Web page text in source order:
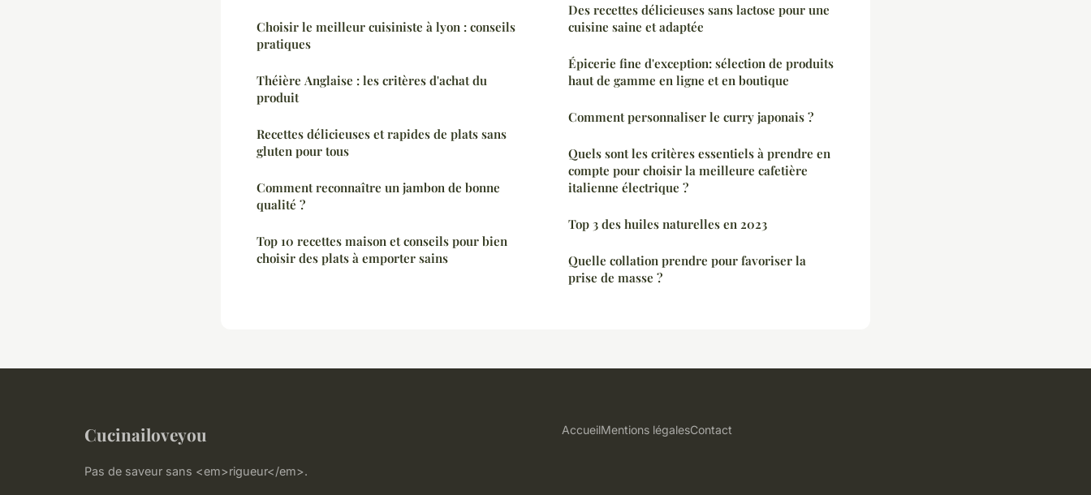
Choisir le meilleur cuisiniste à lyon : conseils
pratiques
Théière Anglaise : les critères d'achat du
produit
Recettes délicieuses et rapides de plats sans
gluten pour tous
Comment reconnaître un jambon de bonne
qualité ?
Top 10 recettes maison et conseils pour bien
choisir des plats à emporter sains
Des recettes délicieuses sans lactose pour une
cuisine saine et adaptée
Épicerie fine d'exception: sélection de produits
haut de gamme en ligne et en boutique
Comment personnaliser le curry japonais ?
Quels sont les critères essentiels à prendre en
compte pour choisir la meilleure cafetière
italienne électrique ?
Top 3 des huiles naturelles en 2023
Quelle collation prendre pour favoriser la
prise de masse ?
Cucinailoveyou
Pas de saveur sans <em>rigueur</em>.
AccueilMentions légalesContact